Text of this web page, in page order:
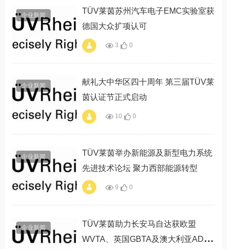
智能制造"
企业新闻
车电子EMC实验室
可"
TÜV莱茵苏州汽车电子EMC实验室获
德国大众扩项认可
3 0
企业新闻
十周年 第三届TÜV
动"
献礼大中华区四十周年 第三届TÜV莱
茵认证节正式启动
10 0
企业新闻
能源及新型电力系统
西部能源转型"
TÜV莱茵举办新能源及新型电力系统
先进技术论坛 聚力西部能源转型
9 0
企业新闻
TÜV莱茵助力长安马自达获欧盟
WVTA、英国GBTA及澳大利亚ADR